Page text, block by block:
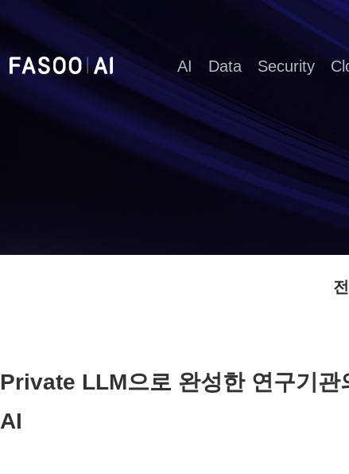
AI Data Security
Private LLM으로 완성한 연구기관
AI